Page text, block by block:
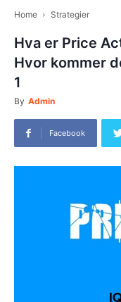
Home Strategier
Hva er Price
Hvor kommer
1
By Admin
Facebook